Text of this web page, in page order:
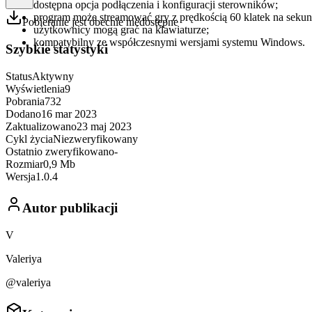
dostępna opcja podłączenia i konfiguracji sterowników;
program może streamować gry z prędkością 60 klatek na
użytkownicy mogą grać na klawiaturze;
kompatybilny ze współczesnymi wersjami systemu Windows.
Pobieranie jest obecnie niedostępne
Szybkie statystyki
StatusAktywny
Wyświetlenia9
Pobrania732
Dodano16 mar 2023
Zaktualizowano23 maj 2023
Cykl życiaNiezweryfikowany
Ostatnio zweryfikowano-
Rozmiar0,9 Mb
Wersja1.0.4
Autor publikacji
V
Valeriya
@valeriya